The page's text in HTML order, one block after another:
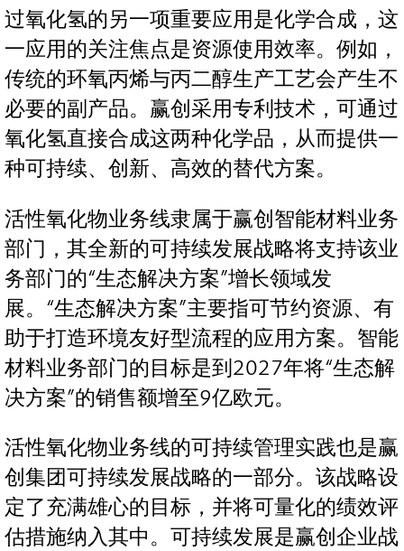
过氧化氢的另一项重要应用是化学合成，这
一应用的关注焦点是资源使用效率。例如，
传统的环氧丙烯与丙二醇生产工艺会产生不
必要的副产品。赢创采用专利技术，可通过
氧化氢直接合成这两种化学品，从而提供一
种可持续、创新、高效的替代方案。
活性氧化物业务线隶属于赢创智能材料业务
部门，其全新的可持续发展战略将支持该业
务部门的“生态解决方案”增长领域发
展。“生态解决方案”主要指可节约资源、有
助于打造环境友好型流程的应用方案。智能
材料业务部门的目标是到2027年将“生态解
决方案”的销售额增至9亿欧元。
活性氧化物业务线的可持续管理实践也是赢
创集团可持续发展战略的一部分。该战略设
定了充满雄心的目标，并将可量化的绩效评
估措施纳入其中。可持续发展是赢创企业战